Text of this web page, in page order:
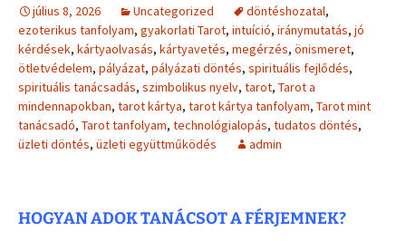
július 8, 2026 Uncategorized döntéshozatal,
ezoterikus tanfolyam, gyakorlati Tarot, intuíció, iránymutatás, jó
kérdések, kártyaolvasás, kártyavetés, megérzés, önismeret,
ötletvédelem, pályázat, pályázati döntés, spirituális fejlődés,
spirituális tanácsadás, szimbolikus nyelv, tarot, Tarot a
mindennapokban, tarot kártya, tarot kártya tanfolyam, Tarot mint
tanácsadó, Tarot tanfolyam, technológialopás, tudatos döntés,
üzleti döntés, üzleti együttműködés admin
HOGYAN ADOK TANÁCSOT A FÉRJEMNEK?